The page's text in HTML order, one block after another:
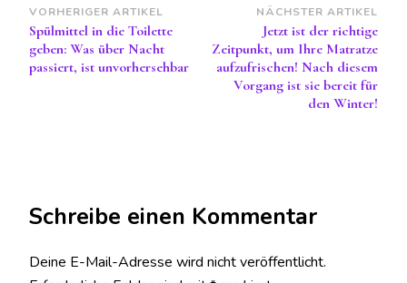
Beitragsnavigation
VORHERIGER ARTIKEL
Spülmittel in die Toilette
geben: Was über Nacht
passiert, ist unvorhersehbar
NÄCHSTER ARTIKEL
Jetzt ist der richtige
Zeitpunkt, um Ihre Matratze
aufzufrischen! Nach diesem
Vorgang ist sie bereit für
den Winter!
Schreibe einen Kommentar
Deine E-Mail-Adresse wird nicht veröffentlicht.